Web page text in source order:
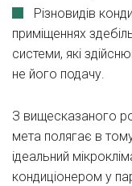
Різновидів
приміщеннях
системи, які
не його подачу.
З вищесказаного
мета полягає в
ідеальний
кондиціонером у